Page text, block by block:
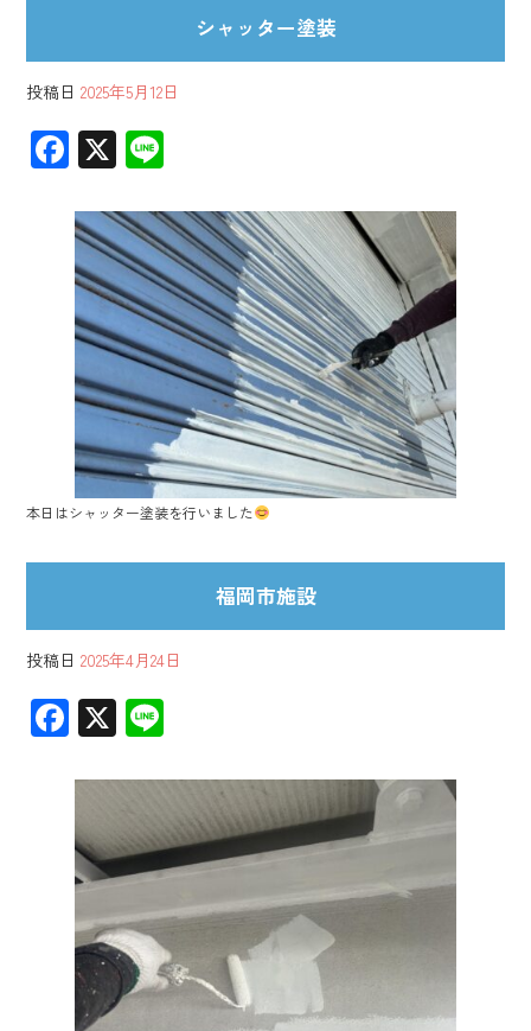
シャッター塗装
投稿日 2025年5月12日
F
e
b
o
ok
X
本日はシャッター塗装を行いました
福岡市施設
投稿日 2025年4月24日
F
e
b
o
ok
X